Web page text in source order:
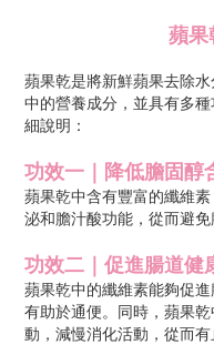
蘋果
蘋果乾是將新鮮蘋果去除
中的營養成分，並具有多
細說明：
功效一｜降低膽固醇
蘋果乾中含有豐富的纖維
泌和膽汁酸功能，從而避
功效二｜促進腸道健
蘋果乾中的纖維素能夠促
有助於通便。同時，蘋果
動，減慢消化活動，從而